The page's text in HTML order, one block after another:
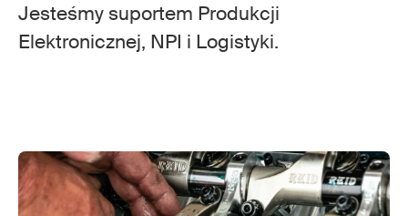
Jesteśmy suportem Produkcji
Elektronicznej, NPI i Logistyki.